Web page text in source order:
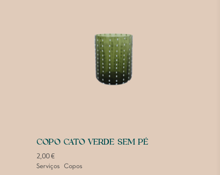
COPO CATO VERDE SEM PÉ
2,00€
Serviços Copos